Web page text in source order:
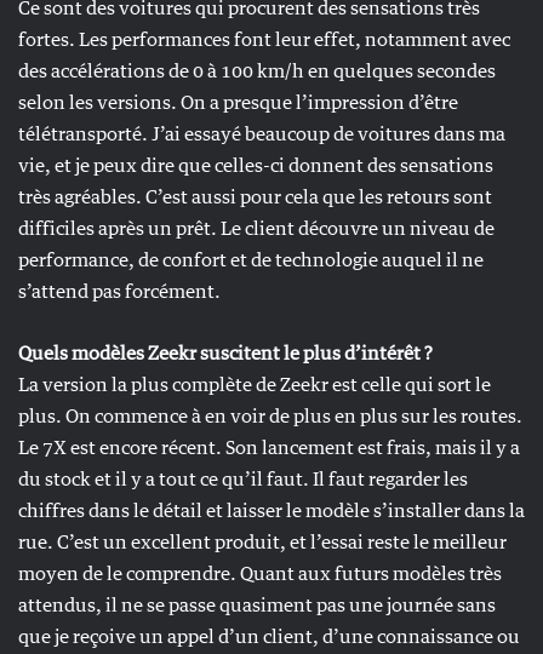
Ce sont des voitures qui procurent des sensations très
fortes. Les performances font leur effet, notamment avec
des accélérations de 0 à 100 km/h en quelques secondes
selon les versions. On a presque l’impression d’être
télétransporté. J’ai essayé beaucoup de voitures dans ma
vie, et je peux dire que celles-ci donnent des sensations
très agréables. C’est aussi pour cela que les retours sont
difficiles après un prêt. Le client découvre un niveau de
performance, de confort et de technologie auquel il ne
s’attend pas forcément.
Quels modèles Zeekr suscitent le plus d’intérêt ?
La version la plus complète de Zeekr est celle qui sort le
plus. On commence à en voir de plus en plus sur les routes.
Le 7X est encore récent. Son lancement est frais, mais il y a
du stock et il y a tout ce qu’il faut. Il faut regarder les
chiffres dans le détail et laisser le modèle s’installer dans la
rue. C’est un excellent produit, et l’essai reste le meilleur
moyen de le comprendre. Quant aux futurs modèles très
attendus, il ne se passe quasiment pas une journée sans
que je reçoive un appel d’un client, d’une connaissance ou